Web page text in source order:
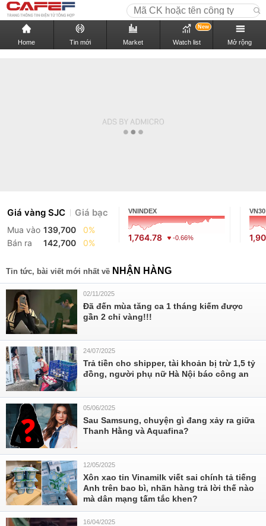
Home Tin mới Market Watch list
New
Mở rộng
Giá vàng SJC Giá bạc
Mua vào 139,700
0%
Bán ra
142,700 0%
VNINDEX
1,764.78 -0.66%
VN30
Tin tức, bài viết mới nhất về NHẬN HÀNG
02/11/2025
Đã đến mùa tăng ca 1 tháng kiếm được
gần 2 chỉ vàng!!!
24/07/2025
Trả tiền cho shipper, tài khoản bị trừ 1,5 tỷ
đồng, người phụ nữ Hà Nội báo công an
05/06/2025
Sau Samsung, chuyện gì đang xảy ra giữa
Thanh Hằng và Aquafina?
12/05/2025
Xôn xao tin Vinamilk viết sai chính tả tiếng
Anh trên bao bì, nhãn hàng trả lời thế nào
mà dân mạng tấm tắc khen?
16/04/2025